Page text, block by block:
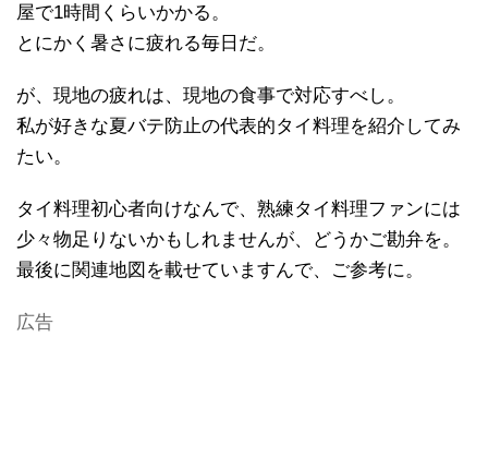
屋で1時間くらいかかる。
とにかく暑さに疲れる毎日だ。
が、現地の疲れは、現地の食事で対応すべし。
私が好きな夏バテ防止の代表的タイ料理を紹介してみ
たい。
タイ料理初心者向けなんで、熟練タイ料理ファンには
少々物足りないかもしれませんが、どうかご勘弁を。
最後に関連地図を載せていますんで、ご参考に。
広告